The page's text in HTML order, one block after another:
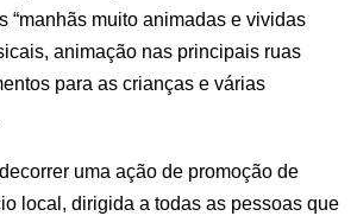
“manhãs muito animadas e vividas
animação nas principais ruas
para as crianças e várias
uma ação de promoção de
local, dirigida a todas as pessoas que